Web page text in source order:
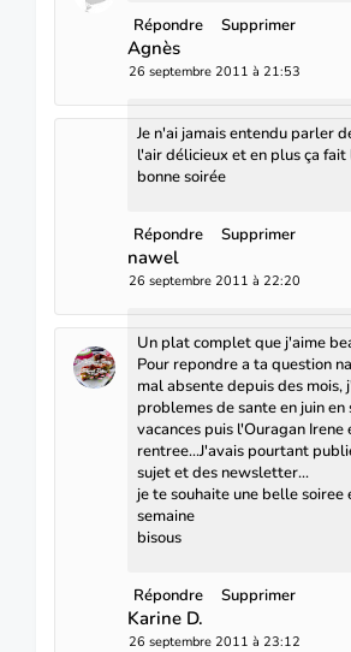
Répondre Supprimer
Agnès
26 septembre 2011 à 21:53
Je n'ai jamais entendu parler
l'air délicieux et en plus ça fait
bonne soirée
Répondre Supprimer
nawel
26 septembre 2011 à 22:20
Un plat complet que j'aime
Pour repondre a ta question
mal absente depuis des mois,
problemes de sante en juin en
vacances puis l'Ouragan
rentree...J'avais pourtant
sujet et des newsletter...
je te souhaite une belle soiree
semaine
bisous
Répondre Supprimer
Karine D.
26 septembre 2011 à 23:12